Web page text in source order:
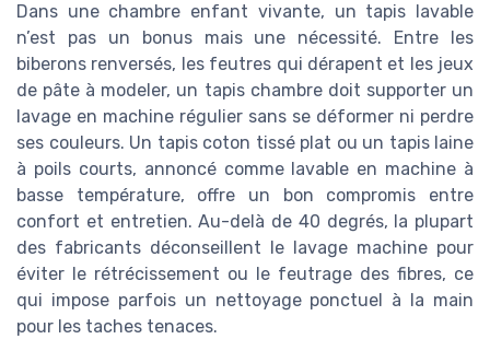
Dans une chambre enfant vivante, un tapis lavable
n’est pas un bonus mais une nécessité. Entre les
biberons renversés, les feutres qui dérapent et les jeux
de pâte à modeler, un tapis chambre doit supporter un
lavage en machine régulier sans se déformer ni perdre
ses couleurs. Un tapis coton tissé plat ou un tapis laine
à poils courts, annoncé comme lavable en machine à
basse température, offre un bon compromis entre
confort et entretien. Au-delà de 40 degrés, la plupart
des fabricants déconseillent le lavage machine pour
éviter le rétrécissement ou le feutrage des fibres, ce
qui impose parfois un nettoyage ponctuel à la main
pour les taches tenaces.